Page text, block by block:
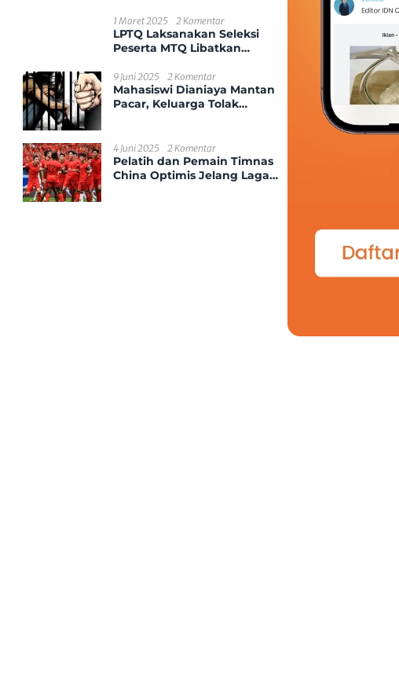
1 Maret 2025 2 Komentar
LPTQ Laksanakan Seleksi
Peserta MTQ Libatkan
Kecamatan Sungai
Ambawang
9 Juni 2025 2 Komentar
Mahasiswi Dianiaya Mantan
Pacar, Keluarga Tolak
4 Juni 2025 2 Komentar
Pelatih dan Pemain Timnas
China Optimis Jelang Laga